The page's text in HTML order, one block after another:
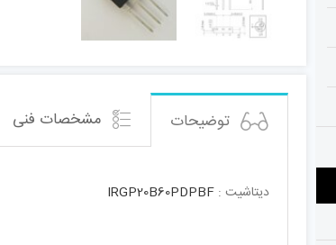
توضیحات مشخصات فنی
دیتاشیت : IRGP20B60PDPBF